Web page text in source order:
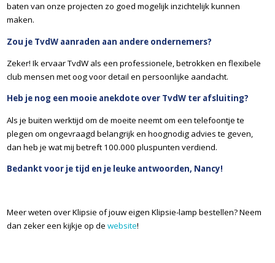
baten van onze projecten zo goed mogelijk inzichtelijk kunnen
maken.
Zou je TvdW aanraden aan andere ondernemers?
Zeker! Ik ervaar TvdW als een professionele, betrokken en flexibele
club mensen met oog voor detail en persoonlijke aandacht.
Heb je nog een mooie anekdote over TvdW ter afsluiting?
Als je buiten werktijd om de moeite neemt om een telefoontje te
plegen om ongevraagd belangrijk en hoognodig advies te geven,
dan heb je wat mij betreft 100.000 pluspunten verdiend.
Bedankt voor je tijd en je leuke antwoorden, Nancy!
Meer weten over Klipsie of jouw eigen Klipsie-lamp bestellen? Neem
dan zeker een kijkje op de website!